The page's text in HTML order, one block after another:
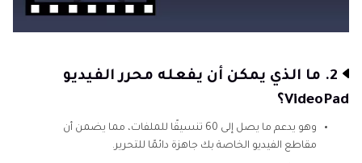
2. ما الذي يمكن أن يفعله محرر الفيديو
VideoPad؟
وهو يدعم ما يصل إلى 60 تنسيقًا للملفات، مما يضمن أن
مقاطع الفيديو الخاصة بك جاهزة دائمًا للتحرير.